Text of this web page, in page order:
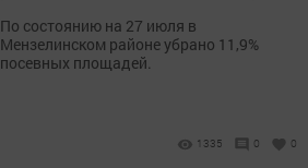
По состоянию на 27 июля в
Мензелинском районе убрано 11,9%
посевных площадей.
1335 0 0